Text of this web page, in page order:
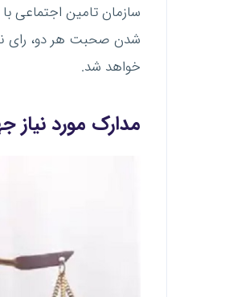
سازمان تامین اجتماعی
شدن صحبت هر دو، رای
خواهد شد.
مدارک مورد نیاز